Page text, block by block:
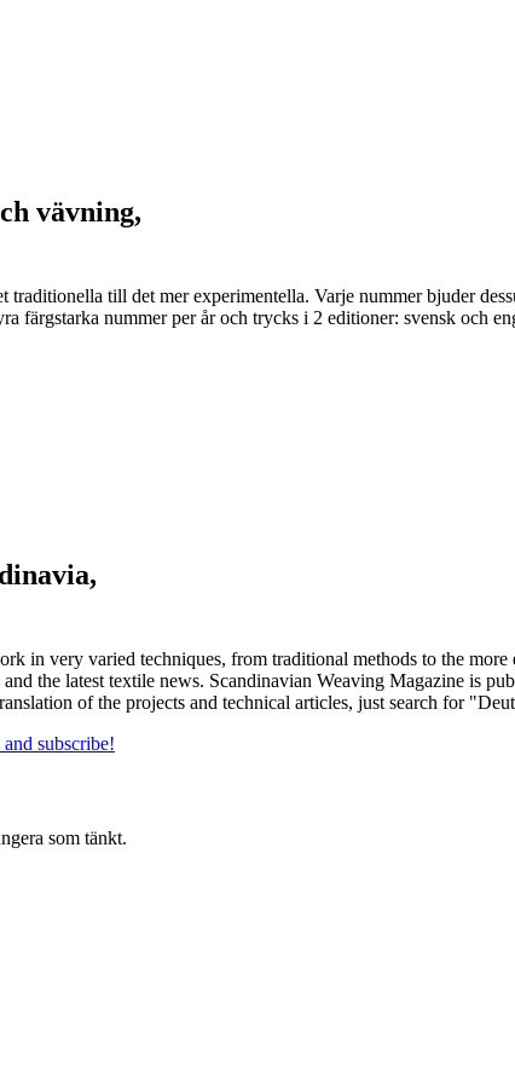
vävning,
till det mer experimentella. Varje nummer bjuder
färgstarka nummer per år och trycks i 2 editioner: svensk och
in very varied techniques, from traditional methods to the
the latest textile news. Scandinavian Weaving Magazine is
of the projects and technical articles, just search for
and subscribe!
som tänkt.